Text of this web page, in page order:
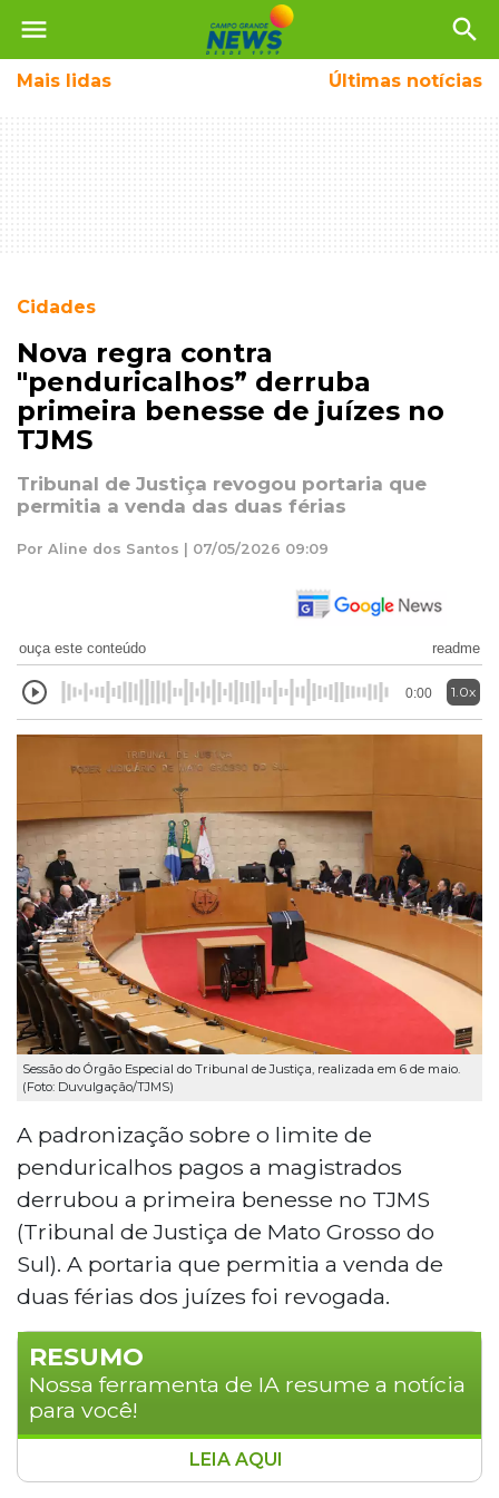
menu search
Mais lidas Últimas notícias
Cidades
Nova regra contra
"penduricalhos” derruba
primeira benesse de juízes no
TJMS
Tribunal de Justiça revogou portaria que
permitia a venda das duas férias
Por Aline dos Santos | 07/05/2026 09:09
ouça este conteúdo readme
0:00 1.0x
Sessão do Órgão Especial do Tribunal de Justiça, realizada em 6 de maio.
(Foto: Duvulgação/TJMS)
A padronização sobre o limite de
penduricalhos pagos a magistrados
derrubou a primeira benesse no TJMS
(Tribunal de Justiça de Mato Grosso do
Sul). A portaria que permitia a venda de
duas férias dos juízes foi revogada.
RESUMO
Nossa ferramenta de IA resume a notícia
para você!
O Tribunal de Justiça de Mato Grosso do
LEIA AQUI